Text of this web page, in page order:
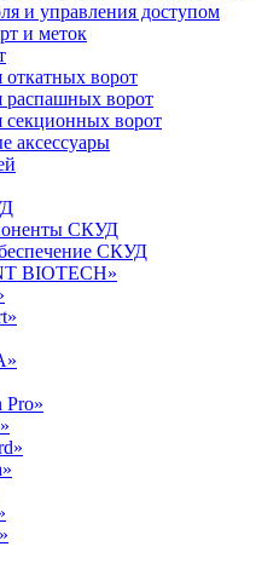
и управления доступом
и меток
откатных ворот
распашных ворот
секционных ворот
аксессуары
СКУД
СКУД
BIOTECH»